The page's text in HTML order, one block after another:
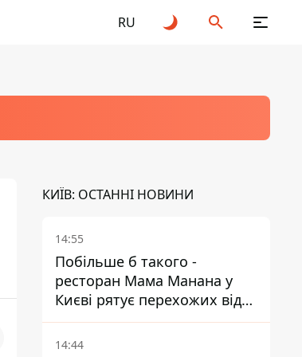
RU
КИЇВ: ОСТАННІ НОВИНИ
14:55
Побільше б такого -
ресторан Мама Манана у
Києві рятує перехожих від
спеки
14:44